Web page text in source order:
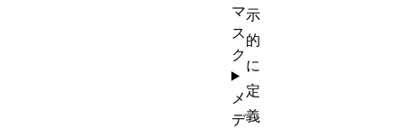
示
的
に
定
義
マ
ス
ク
メ
デ